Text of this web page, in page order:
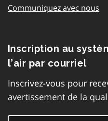
Communiquez avec nous
Inscription au
l’air par courriel
Inscrivez-vous pour
avertissement de la